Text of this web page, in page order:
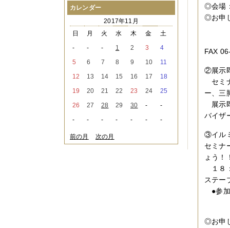
◎会場
◎お申
FAX
②展示
セミ
ー、三
展示
バイザ
③イル
セミナ
ょう！
１８
ステー
●参加
◎お申
2021年08月
2021年07月（1件）
2021年06月（3件）
2021年05月（2件）
（3件）
2021年02月 （1件）
2020年12月（3件）
2020年11月（6件）
2020年09月（5件）
2020年06月（2件）
2020年04月（4件）
カレンダー
2017年11月
日
月 火 水 木 金
土
-
- - 1 2 3
4
5
6 7 8 9 10
11
12
13 14 15 16 17
18
19
20 21 22 23 24
25
26
27 28 29 30 -
-
-
- - - - - -
前の月 次の月